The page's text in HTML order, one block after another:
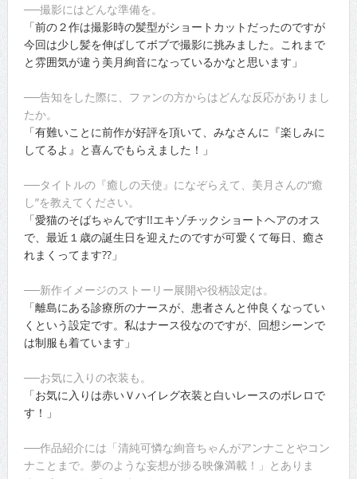
──撮影にはどんな準備を。
「前の２作は撮影時の髪型がショートカットだったのですが
今回は少し髪を伸ばしてボブで撮影に挑みました。これまで
と雰囲気が違う美月絢音になっているかなと思います」
──告知をした際に、ファンの方からはどんな反応がありまし
たか。
「有難いことに前作が好評を頂いて、みなさんに『楽しみに
してるよ』と喜んでもらえました！」
──タイトルの『癒しの天使』になぞらえて、美月さんの“癒
し”を教えてください。
「愛猫のそばちゃんです!!エキゾチックショートヘアのオス
で、最近１歳の誕生日を迎えたのですが可愛くて毎日、癒さ
れまくってます??」
──新作イメージのストーリー展開や役柄設定は。
「離島にある診療所のナースが、患者さんと仲良くなってい
くという設定です。私はナース役なのですが、回想シーンで
は制服も着ています」
──お気に入りの衣装も。
「お気に入りは赤いＶハイレグ衣装と白いレースのボレロで
す！」
──作品紹介には「清純可憐な絢音ちゃんがアンナことやコン
ナことまで。夢のような妄想が捗る映像満載！」とありま